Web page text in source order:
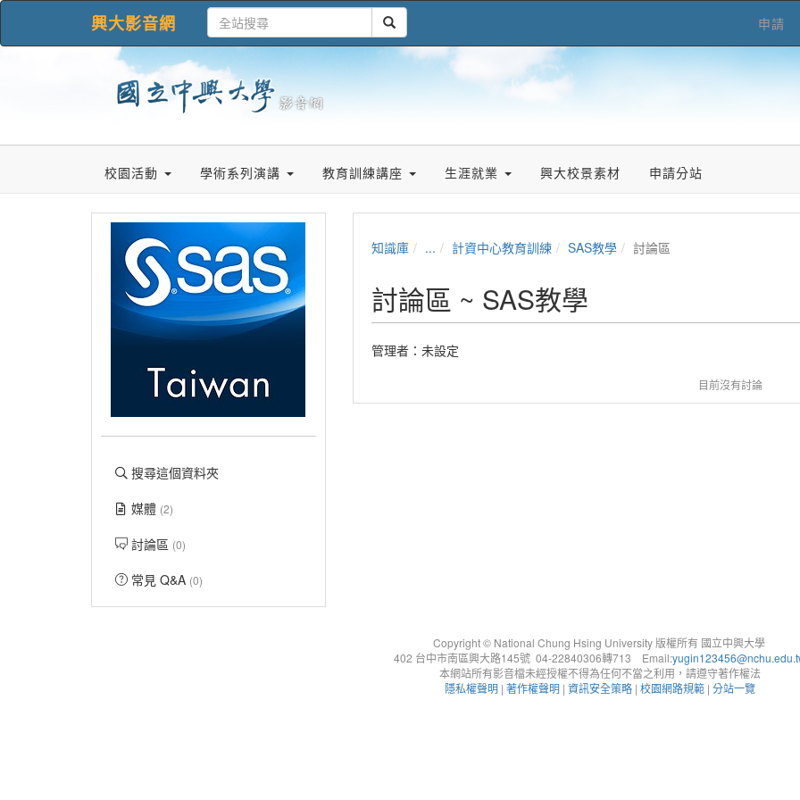
興大影音網 申請
校園活動 學術系列演講 教育訓練講座 生涯就業 興大校景素材 申請分站
搜尋這個資料夾
媒體 (2)
討論區 (0)
常見 Q&A (0)
知識庫 ... 計資中心教育訓練 SAS教學 討論區
討論區 ~ SAS教學
管理者：未設定
目前沒有討論
Copyright © National Chung Hsing University 版權所有 國立中興大學
402 台中市南區興大路145號 04-22840306轉713 Email:
本網站所有影音檔未經授權不得為任何不當之利用，請遵守著作權法
隱私權聲明 | 著作權聲明 | 資訊安全策略 | 校園網路規範 | 分站一覽